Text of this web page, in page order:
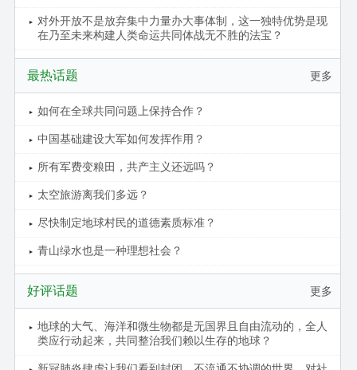
对外开放不是放弃集中力量办大事体制，这一独特优势是现
在乃至未来构建人类命运共同体战无不胜的法宝？
更多
最热话题
如何在全球共同问题上保持合作？
中国基础建设大军如何发挥作用？
所有军费变粮田，共产主义还远吗？
太空旅游离我们多远？
尽快制定地球村民的道德素质标准？
青山绿水也是一种理想社会？
更多
好评话题
地球的大气、海洋和微生物都是无国界且自由流动的，全人
类应行动起来，共同整治我们赖以生存的地球？